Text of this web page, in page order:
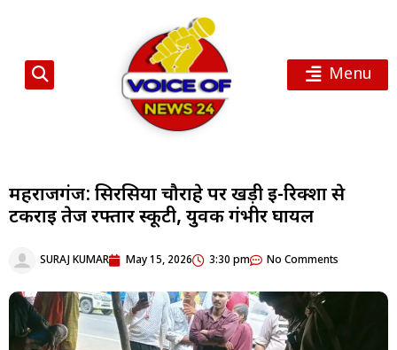
Menu
महराजगंज: सिरसिया चौराहे पर खड़ी ई-रिक्शा से
टकराई तेज रफ्तार स्कूटी, युवक गंभीर घायल
SURAJ KUMAR May 15, 2026 3:30 pm No Comments